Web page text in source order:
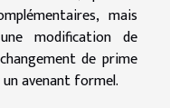
mais
modification de
de prime
avenant formel.